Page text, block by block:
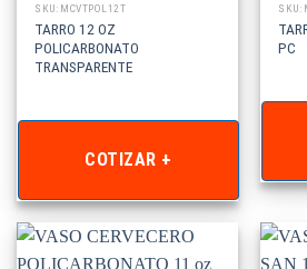
SKU: MCVTPOL12T
TARRO 12 OZ
POLICARBONATO
TRANSPARENTE
COTIZAR +
SKU:
PC